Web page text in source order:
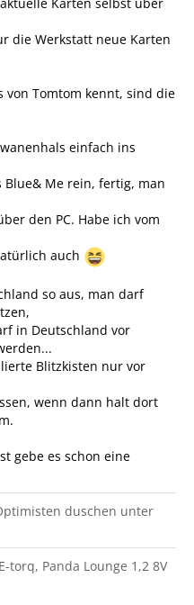
die Werkstatt neue Karten
von Tomtom kennt, sind die
einfach ins
Blue& Me rein, fertig, man
den PC. Habe ich vom
auch
so aus, man darf
in Deutschland vor
Blitzkisten nur vor
wenn dann halt dort
gebe es schon eine
duschen unter
torq, Panda Lounge 1,2 8V